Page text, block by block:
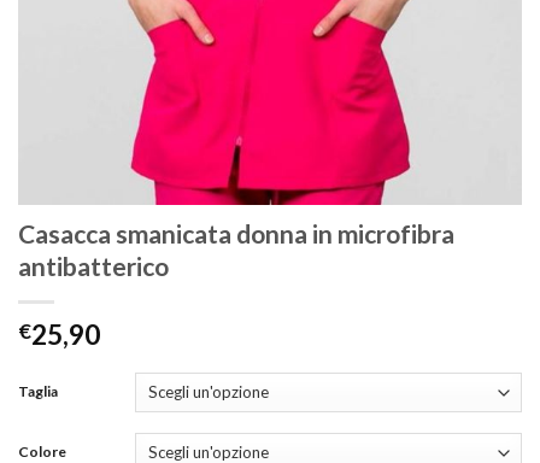
Casacca smanicata donna in microfibra
antibatterico
€25,90
Taglia
Colore